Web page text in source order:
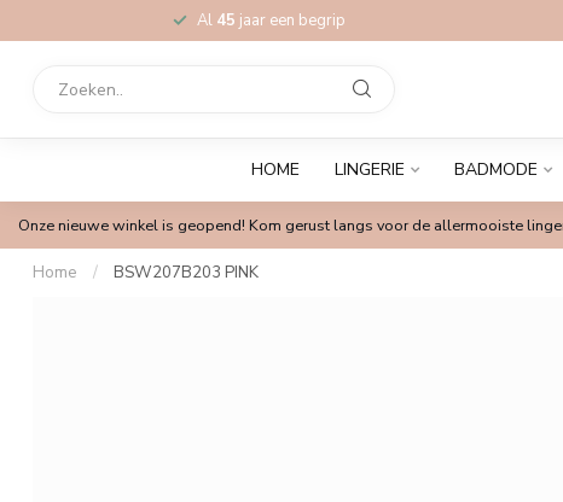
Al 45 jaar een begrip
HOME LINGERIE BADMODE
Onze nieuwe winkel is geopend! Kom gerust langs voor de allermooiste
Home / BSW207B203 PINK